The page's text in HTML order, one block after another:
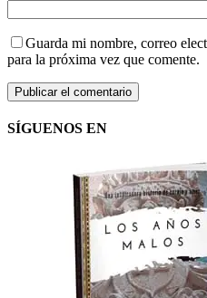
Guarda mi nombre, correo
para la próxima vez que comente.
SÍGUENOS EN